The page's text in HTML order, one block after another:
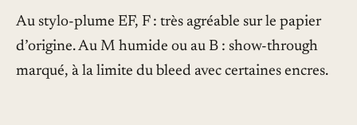
Au stylo-plume EF, F : très agréable sur le papier
d’origine. Au M humide ou au B : show-through
marqué, à la limite du bleed avec certaines encres.